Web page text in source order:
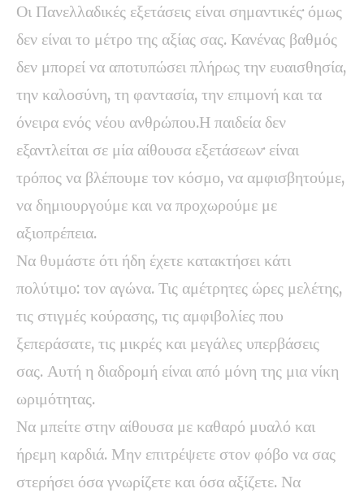
Οι Πανελλαδικές εξετάσεις είναι σημαντικές· όμως
δεν είναι το μέτρο της αξίας σας. Κανένας βαθμός
δεν μπορεί να αποτυπώσει πλήρως την ευαισθησία,
την καλοσύνη, τη φαντασία, την επιμονή και τα
όνειρα ενός νέου ανθρώπου.Η παιδεία δεν
εξαντλείται σε μία αίθουσα εξετάσεων· είναι
τρόπος να βλέπουμε τον κόσμο, να αμφισβητούμε,
να δημιουργούμε και να προχωρούμε με
αξιοπρέπεια.
Να θυμάστε ότι ήδη έχετε κατακτήσει κάτι
πολύτιμο: τον αγώνα. Τις αμέτρητες ώρες μελέτης,
τις στιγμές κούρασης, τις αμφιβολίες που
ξεπεράσατε, τις μικρές και μεγάλες υπερβάσεις
σας. Αυτή η διαδρομή είναι από μόνη της μια νίκη
ωριμότητας.
Να μπείτε στην αίθουσα με καθαρό μυαλό και
ήρεμη καρδιά. Μην επιτρέψετε στον φόβο να σας
στερήσει όσα γνωρίζετε και όσα αξίζετε. Να